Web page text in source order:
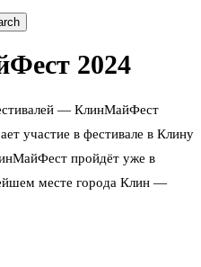
2024
— КлинМайФест
участие в фестивале в Клину
пройдёт уже в
месте города Клин —